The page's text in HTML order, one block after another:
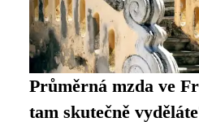
Průměrná mzda ve
tam skutečně